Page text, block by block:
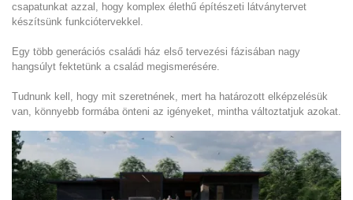
csapatunkat azzal, hogy komplex élethű építészeti látványtervet
készítsünk funkciótervekkel.
Egy több generációs családi ház első tervezési fázisában nagy
hangsúlyt fektetünk a család megismerésére.
Tudnunk kell, hogy mit szeretnének, mert ha határozott elképzelésük
van, könnyebb formába önteni az igényeket, mintha változtatjuk azokat.